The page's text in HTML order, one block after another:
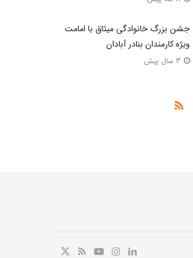
جشن بزرگ خانوادگی میثاق با امامت
ویژه کارمندان بنادر آبادان
3 سال پیش